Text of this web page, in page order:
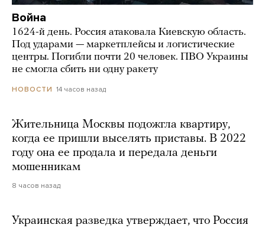
Война
1624-й день. Россия атаковала Киевскую область.
Под ударами — маркетплейсы и логистические
центры. Погибли почти 20 человек. ПВО Украины
не смогла сбить ни одну ракету
НОВОСТИ 14 часов назад
Жительница Москвы подожгла квартиру,
когда ее пришли выселять приставы. В 2022
году она ее продала и передала деньги
мошенникам
8 часов назад
Украинская разведка утверждает, что Россия